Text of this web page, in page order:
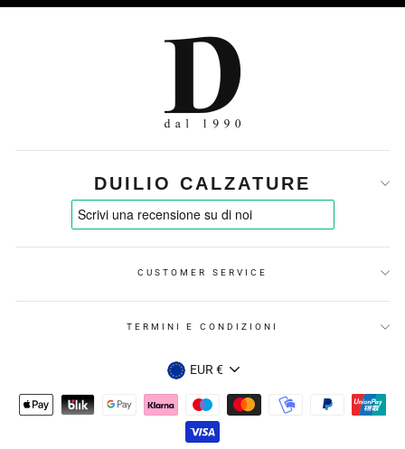
DUILIO CALZATURE
CUSTOMER SERVICE
TERMINI E CONDIZIONI
VALUTA
EUR €